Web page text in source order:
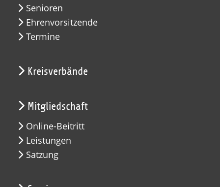
Senioren
Ehrenvorsitzende
Termine
Kreisverbände
Mitgliedschaft
Online-Beitritt
Leistungen
Satzung